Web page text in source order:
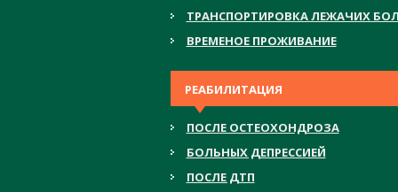
ТРАНСПОРТИРОВКА ЛЕЖАЧИХ
ВРЕМЕНОЕ ПРОЖИВАНИЕ
РЕАБИЛИТАЦИЯ
ПОСЛЕ ОСТЕОХОНДРОЗА
БОЛЬНЫХ ДЕПРЕССИЕЙ
ПОСЛЕ ДТП